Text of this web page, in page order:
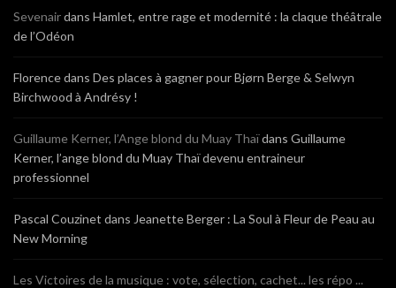
Sevenairdans Hamlet, entre rage et modernité : la claque théâtrale
de l’Odéon
Florencedans Des places à gagner pour Bjørn Berge & Selwyn
Birchwood à Andrésy !
Guillaume Kerner, l’Ange blond du Muay Thaïdans Guillaume
Kerner, l’ange blond du Muay Thaï devenu entraineur
professionnel
Pascal Couzinet dans Jeanette Berger : La Soul à Fleur de Peau au
New Morning
Les Victoires de la musique : vote, sélection, cachet... les répo ...